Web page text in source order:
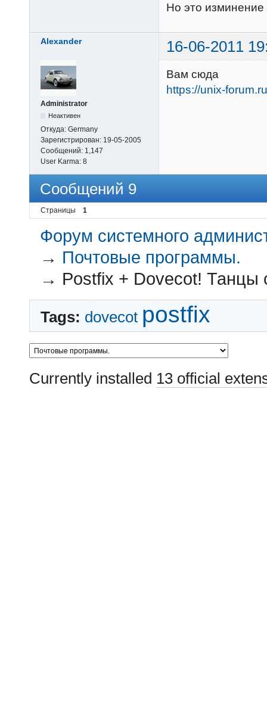
Но это
Alexander 16-06-2011
Administrator
Неактивен
Откуда: Germany
Зарегистрирован: 19-05-2005
Сообщений: 1,147
User Karma: 8
Вам сюда
https://unix-
Сообщений 9
Страницы 1
Форум системного
→ Почтовые программы.
→ Postfix + Dovecot! Танцы
Tags: dovecot postfix
Currently installed 13 official